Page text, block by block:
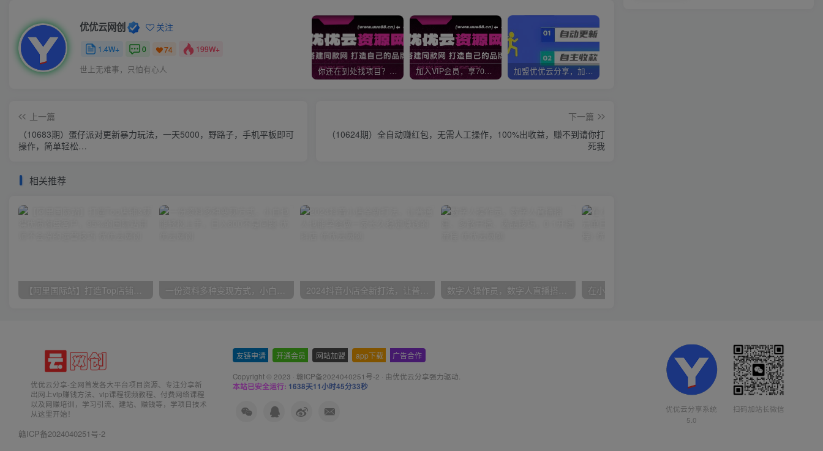
优优云网创 关注
1.4W+ 0 74 199W+
世上无难事，只怕有心人 你还在到处找项目？还在当韭菜？我靠网创资源站一个月收入5万+，曾经我也是个失败者。 加入VIP会员，享70%的推广提成，免费学习多种网上创业课程，菜鸟秒变大神！ 加盟优优云分享，加盟搭建同款知识付费资源网站，实现长期稳定被动收入~
上一篇
（10683期）蛋仔派对更新暴力玩法，一天5000，野路子，手机平板即可
操作，简单轻松…
下一篇
（10624期）全自动赚红包，无需人工操作，100%出收益，赚不到请你打
死我
相关推荐
【阿里国际站】打造Top店铺&获得优质询盘客户，​95%的国际站讲师不会说的运营技巧 一份资料多种变现方式，小白也能轻松上手，日入800不是问题 2024抖音小店全新打法，让普通人也能学会做一家长久稳定赚钱的抖店 数字人操作员，数字人直播搭建、多路开播、选品技巧，0-1开播流程
优优云分享-全网首发各大平台项目资源、专注分享新
出网上vip赚钱方法、vip课程视频教程、付费网络课程
以及网赚培训，学习引流、建站、赚钱等，学项目技术
从这里开始！
友链申请 开通会员 网站加盟 app下载 广告合作
Copyright © 2023 · 赣ICP备2024040251号-2 · 由优优云分享强力驱动.
本站已安全运行: 1638天11小时45分34秒
优优云分享系统
5.0
扫码加站长微信
赣ICP备2024040251号-2